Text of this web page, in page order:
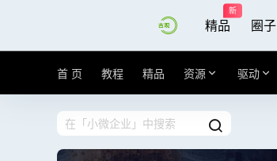
精品
新
圈子
首 页 教程 精品 资源 驱动